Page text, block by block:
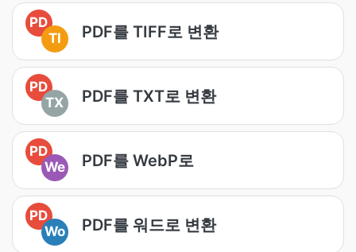
PD
TI
PDF를 TIFF로 변환
PD
TX
PDF를 TXT로 변환
PD
We
PDF를 WebP로
PD
Wo
PDF를 워드로 변환